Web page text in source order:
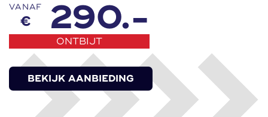
VANAF
€ 290.-
ONTBIJT
BEKIJK AANBIEDING